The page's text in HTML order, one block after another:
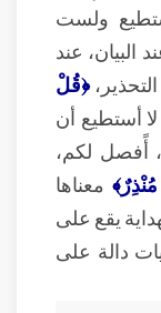
ولست
البيان، عند
التحذير،﴿قُلْ
لا أستطيع أن
أًفصل لكم،
معناها
يقع على
دالة على